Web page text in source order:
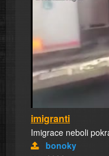
imigranti
Imigrace neboli
bonoky